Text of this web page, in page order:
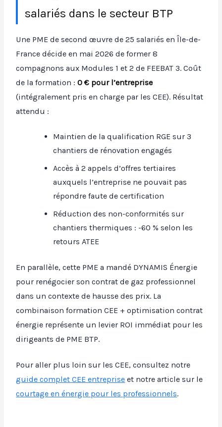
salariés dans le secteur BTP
Une PME de second œuvre de 25 salariés en Île-de-
France décide en mai 2026 de former 8
compagnons aux Modules 1 et 2 de FEEBAT 3. Coût
de la formation :0 € pour l’entreprise
(intégralement pris en charge par les CEE). Résultat
attendu :
Maintien de la qualification RGE sur 3
chantiers de rénovation engagés
Accès à 2 appels d’offres tertiaires
auxquels l’entreprise ne pouvait pas
répondre faute de certification
Réduction des non-conformités sur
chantiers thermiques : -60 % selon les
retours ATEE
En parallèle, cette PME a mandé DYNAMIS Énergie
pour renégocier son contrat de gaz professionnel
dans un contexte de hausse des prix. La
combinaison formation CEE + optimisation contrat
énergie représente un levier ROI immédiat pour les
dirigeants de PME BTP.
Pour aller plus loin sur les CEE, consultez notre
guide complet CEE entreprise et notre article sur le
courtage en énergie pour les professionnels.